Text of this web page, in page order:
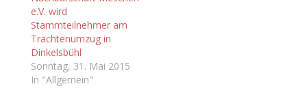
e.V. wird
Stammteilnehmer am
Trachtenumzug in
Dinkelsbühl
Sonntag, 31. Mai 2015
In "Allgemein"